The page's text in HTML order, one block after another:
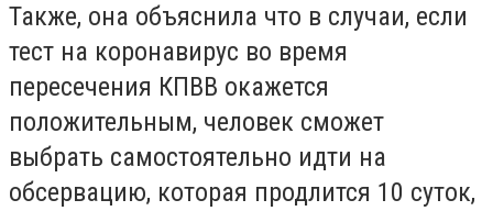
Также, она объяснила что в случаи, если
тест на коронавирус во время
пересечения КПВВ окажется
положительным, человек сможет
выбрать самостоятельно идти на
обсервацию, которая продлится 10 суток,